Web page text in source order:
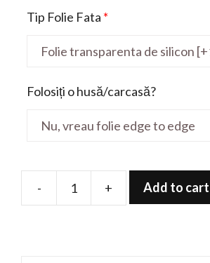
Tip Folie Fata *
Folosiți o husă/carcasă?
-
Folie
+ Add to cart